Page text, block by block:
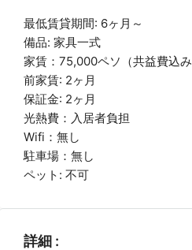
最低賃貸期間: 6ヶ月～
備品: 家具一式
家賃：75,000ペソ（共益費込み
前家賃: 2ヶ月
保証金: 2ヶ月
光熱費：入居者負担
Wifi：無し
駐車場：無し
ペット: 不可
詳細 :